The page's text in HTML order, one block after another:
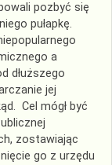
pozbyć się
pułapkę.
a
dłuższego
jej
Cel mógł być
zostawiając
go z urzędu